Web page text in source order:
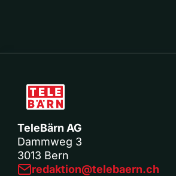
TeleBärn AG
Dammweg 3
3013 Bern
redaktion@telebaern.ch